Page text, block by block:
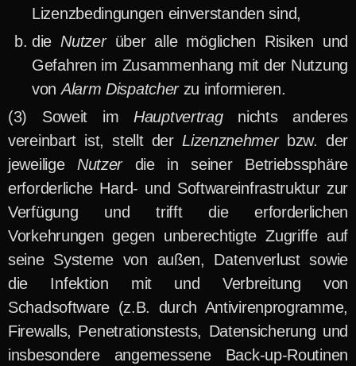
Lizenzbedingungen einverstanden sind,
die Nutzerüber alle möglichen Risiken und
Gefahren im Zusammenhang mit der Nutzung
vonAlarm Dispatcher zu informieren.
Soweit im Hauptvertragnichts anderes
vereinbart ist, stellt der Lizenznehmerbzw. der
jeweilige Nutzerdie in seiner Betriebssphäre
erforderliche Hard- und Softwareinfrastruktur zur
Verfügung und trifft die erforderlichen
Vorkehrungen gegen unberechtigte Zugriffe auf
seine Systeme von außen, Datenverlust sowie
die Infektion mit und Verbreitung von
Schadsoftware (z.B. durch Antivirenprogramme,
Firewalls, Penetrationstests, Datensicherung und
insbesondere angemessene Back-up-Routinen